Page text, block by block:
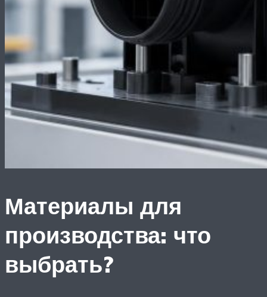
Материалы для
производства: что
выбрать?